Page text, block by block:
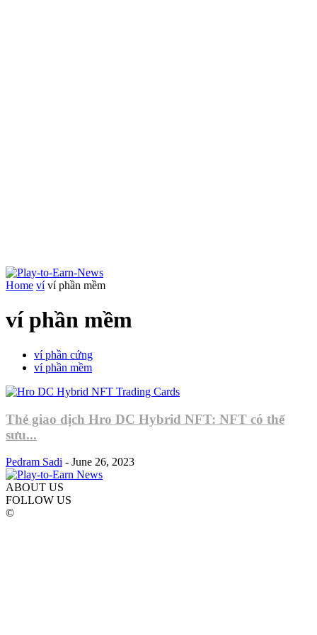
Home ví ví phần mềm
ví phần mềm
ví phần cứng
ví phần mềm
Thẻ giao dịch Hro DC Hybrid NFT: NFT có thể
sưu...
Pedram Sadi - June 26, 2023
ABOUT US
FOLLOW US
©